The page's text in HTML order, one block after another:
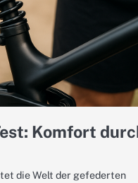
Komfort
die Welt der gefederten